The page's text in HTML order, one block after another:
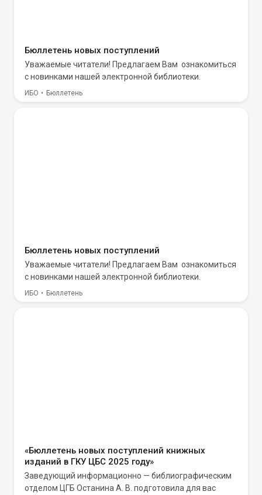
Бюллетень новых поступлений
Уважаемые читатели! Предлагаем Вам ознакомиться
с новинками нашей электронной библиотеки.
ИБО Бюллетень
Бюллетень новых поступлений
Уважаемые читатели! Предлагаем Вам ознакомиться
с новинками нашей электронной библиотеки.
ИБО Бюллетень
«Бюллетень новых поступлений книжных
изданий в ГКУ ЦБС 2025 году»
Заведующий информационно — библиографическим
отделом ЦГБ Останина А. В. подготовила для вас